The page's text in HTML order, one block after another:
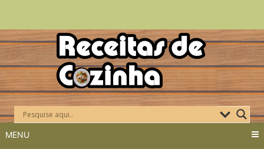
Skip
to
content
MENU